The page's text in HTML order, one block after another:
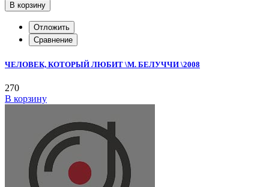
В корзину
Отложить
Сравнение
ЧЕЛОВЕК, КОТОРЫЙ ЛЮБИТ \М. БЕЛУЧЧИ \2008
270
В корзину